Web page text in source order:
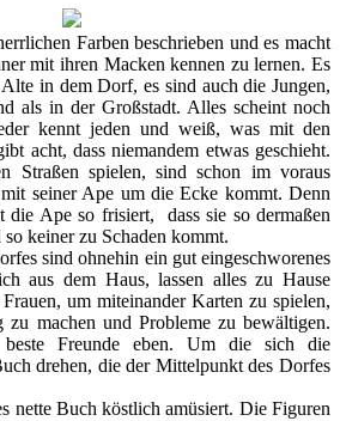
Farben beschrieben und es macht
mit ihren Macken kennen zu lernen. Es
in dem Dorf, es sind auch die Jungen,
als in der Großstadt. Alles scheint noch
kennt jeden und weiß, was mit den
acht, dass niemandem etwas geschieht.
Straßen spielen, sind schon im voraus
seiner Ape um die Ecke kommt. Denn
die Ape so frisiert, dass sie so dermaßen
keiner zu Schaden kommt.
sind ohnehin ein gut eingeschworenes
aus dem Haus, lassen alles zu Hause
um miteinander Karten zu spielen,
zu machen und Probleme zu bewältigen.
Freunde eben. Um die sich die
drehen, die der Mittelpunkt des Dorfes
nette Buch köstlich amüsiert. Die Figuren